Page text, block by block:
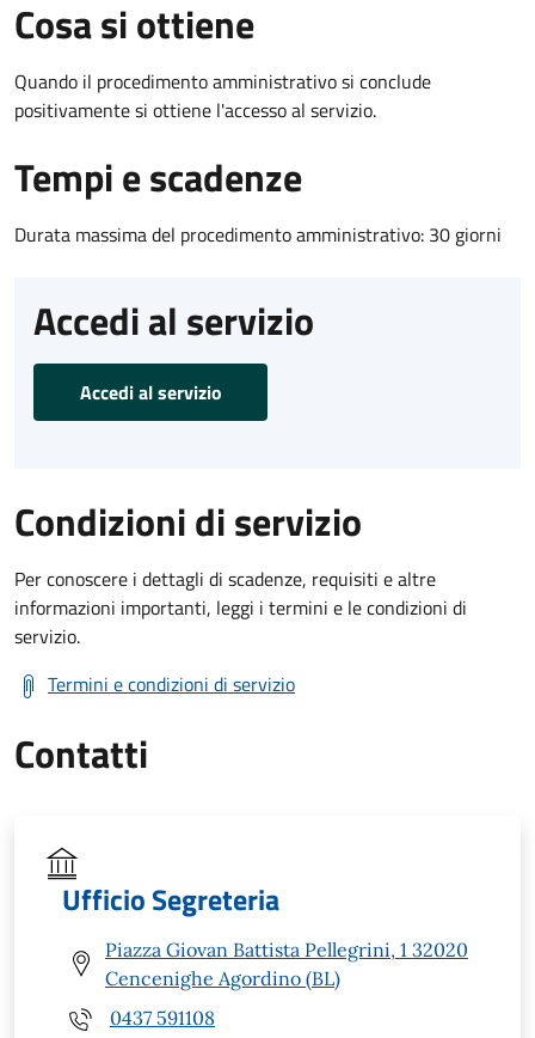
Cosa si ottiene
Quando il procedimento amministrativo si conclude
positivamente si ottiene l'accesso al servizio.
Tempi e scadenze
Durata massima del procedimento amministrativo: 30 giorni
Accedi al servizio
Accedi al servizio
Condizioni di servizio
Per conoscere i dettagli di scadenze, requisiti e altre
informazioni importanti, leggi i termini e le condizioni di
servizio.
Termini e condizioni di servizio
Contatti
Ufficio Segreteria
Piazza Giovan Battista Pellegrini, 1 32020
Cencenighe Agordino (BL)
0437 591108